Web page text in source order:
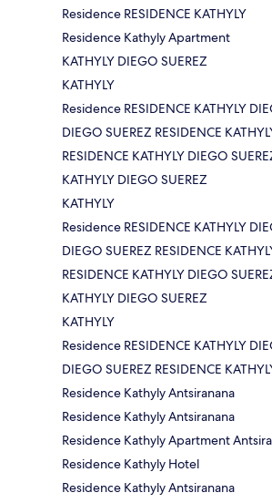
Residence RESIDENCE KATHYLY
Residence Kathyly Apartment
KATHYLY DIEGO SUEREZ
KATHYLY
Residence RESIDENCE KATHYLY
DIEGO SUEREZ RESIDENCE
RESIDENCE KATHYLY DIEGO
KATHYLY DIEGO SUEREZ
KATHYLY
Residence RESIDENCE KATHYLY
DIEGO SUEREZ RESIDENCE
RESIDENCE KATHYLY DIEGO
KATHYLY DIEGO SUEREZ
KATHYLY
Residence RESIDENCE KATHYLY
DIEGO SUEREZ RESIDENCE
Residence Kathyly Antsiranana
Residence Kathyly Antsiranana
Residence Kathyly Apartment
Residence Kathyly Hotel
Residence Kathyly Antsiranana